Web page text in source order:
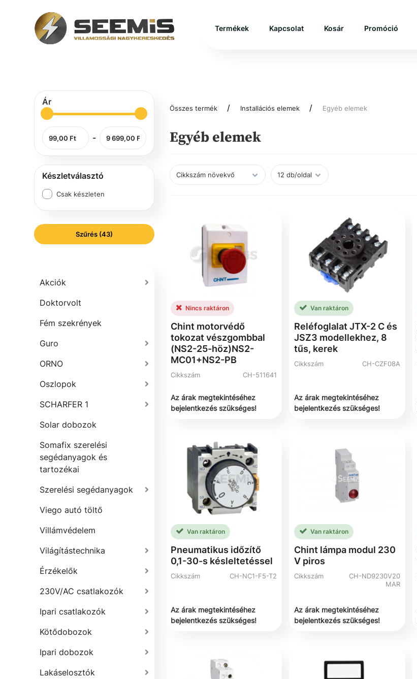
Termékek Kapcsolat Kosár Promóció
Ár
-
Készletválasztó
Csak készleten
Szűrés (43)
Akciók
Doktorvolt
Fém szekrények
Guro
ORNO
Oszlopok
SCHARFER 1
Solar dobozok
Somafix szerelési
segédanyagok és
tartozékai
Szerelési segédanyagok
Viego autó töltő
Villámvédelem
Világítástechnika
Érzékelők
230V/AC csatlakozók
Ipari csatlakozók
Kötődobozok
Ipari dobozok
Lakáselosztók
Összes termék Installációs elemek Egyéb elemek
Egyéb elemek
Nincs raktáron
Chint motorvédő
tokozat vészgombbal
(NS2-25-höz)NS2-
MC01+NS2-PB
Cikkszám CH-511641
Az árak megtekintéséhez
bejelentkezés szükséges!
Van raktáron
Reléfoglalat JTX-2 C és
JSZ3 modellekhez, 8
tűs, kerek
Cikkszám CH-CZF08A
Az árak megtekintéséhez
bejelentkezés szükséges!
Van raktáron
Pneumatikus időzítő
0,1-30-s késleltetéssel
Cikkszám CH-NC1-F5-T2
Az árak megtekintéséhez
bejelentkezés szükséges!
Van raktáron
Chint lámpa modul 230
V piros
Cikkszám
CH-ND9230V20
MAR
Az árak megtekintéséhez
bejelentkezés szükséges!